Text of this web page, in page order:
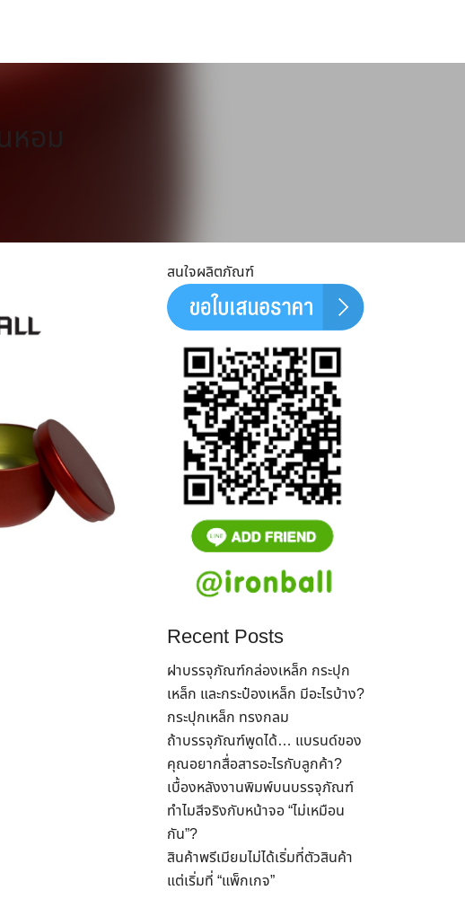
หอม
สนใจผลิตภัณฑ์
Recent Posts
ฝาบรรจุภัณฑ์กล่องเหล็ก กระปุก
เหล็ก และกระป๋องเหล็ก มีอะไรบ้าง?
กระปุกเหล็ก ทรงกลม
ถ้าบรรจุภัณฑ์พูดได้… แบรนด์ของ
คุณอยากสื่อสารอะไรกับลูกค้า?
เบื้องหลังงานพิมพ์บนบรรจุภัณฑ์
ทำไมสีจริงกับหน้าจอ “ไม่เหมือน
กัน”?
สินค้าพรีเมียมไม่ได้เริ่มที่ตัวสินค้า
แต่เริ่มที่ “แพ็กเกจ”